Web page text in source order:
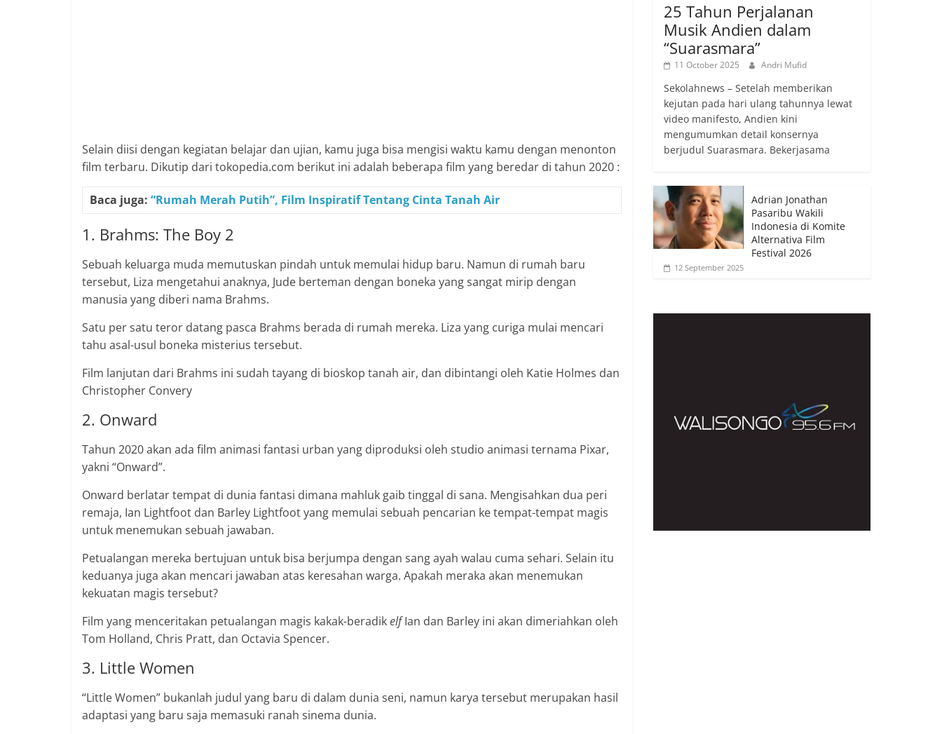
Selain diisi dengan kegiatan belajar dan ujian, kamu juga bisa mengisi waktu kamu dengan menonton
film terbaru. Dikutip dari tokopedia.com berikut ini adalah beberapa film yang beredar di tahun 2020 :
Baca juga: “Rumah Merah Putih”, Film Inspiratif Tentang Cinta Tanah Air
1. Brahms: The Boy 2
Sebuah keluarga muda memutuskan pindah untuk memulai hidup baru. Namun di rumah baru
tersebut, Liza mengetahui anaknya, Jude berteman dengan boneka yang sangat mirip dengan
manusia yang diberi nama Brahms.
Satu per satu teror datang pasca Brahms berada di rumah mereka. Liza yang curiga mulai mencari
tahu asal-usul boneka misterius tersebut.
Film lanjutan dari Brahms ini sudah tayang di bioskop tanah air, dan dibintangi oleh Katie Holmes dan
Christopher Convery
2. Onward
Tahun 2020 akan ada film animasi fantasi urban yang diproduksi oleh studio animasi ternama Pixar,
yakni “Onward”.
Onward berlatar tempat di dunia fantasi dimana mahluk gaib tinggal di sana. Mengisahkan dua peri
remaja, Ian Lightfoot dan Barley Lightfoot yang memulai sebuah pencarian ke tempat-tempat magis
untuk menemukan sebuah jawaban.
Petualangan mereka bertujuan untuk bisa berjumpa dengan sang ayah walau cuma sehari. Selain itu
keduanya juga akan mencari jawaban atas keresahan warga. Apakah meraka akan menemukan
kekuatan magis tersebut?
Film yang menceritakan petualangan magis kakak-beradikelfIan dan Barley ini akan dimeriahkan oleh
Tom Holland, Chris Pratt, dan Octavia Spencer.
3. Little Women
“Little Women” bukanlah judul yang baru di dalam dunia seni, namun karya tersebut merupakan hasil
adaptasi yang baru saja memasuki ranah sinema dunia.
25 Tahun Perjalanan
Musik Andien dalam
“Suarasmara”
11 October 2025 Andri Mufid
Sekolahnews – Setelah memberikan
kejutan pada hari ulang tahunnya lewat
video manifesto, Andien kini
mengumumkan detail konsernya
berjudul Suarasmara. Bekerjasama
Adrian Jonathan
Pasaribu Wakili
Indonesia di Komite
Alternativa Film
Festival 2026
12 September 2025